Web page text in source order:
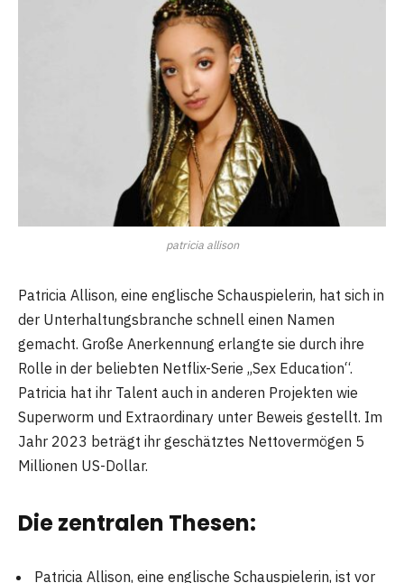
patricia allison
Patricia Allison, eine englische Schauspielerin, hat sich in
der Unterhaltungsbranche schnell einen Namen
gemacht. Große Anerkennung erlangte sie durch ihre
Rolle in der beliebten Netflix-Serie „Sex Education“.
Patricia hat ihr Talent auch in anderen Projekten wie
Superworm und Extraordinary unter Beweis gestellt. Im
Jahr 2023 beträgt ihr geschätztes Nettovermögen 5
Millionen US-Dollar.
Die zentralen Thesen:
Patricia Allison, eine englische Schauspielerin, ist vor